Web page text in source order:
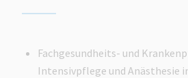
Fachgesundheits- und
Intensivpflege und Anästhesie